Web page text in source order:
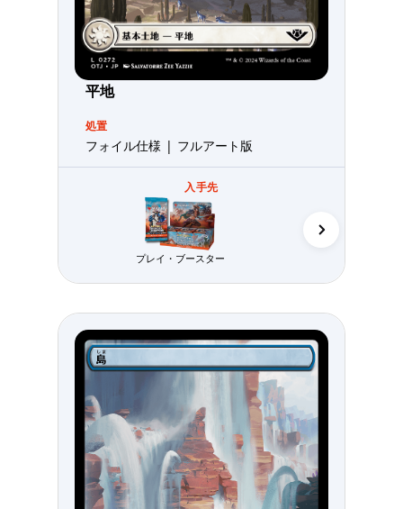
平地
処置
フォイル仕様 | フルアート版
入手先
プレイ・ブースター